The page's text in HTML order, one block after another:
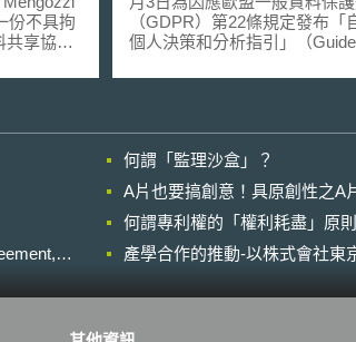
份不具拘
共享協議
the
首次就
章有關
2014年6
的讓歐
(包括旅
他有關資
（GDPR）第22條規定發布「
個人決策和分析指引」（
making and Profiling for the
decision-making）和個人檔案
（Profiling）的建立。 指引分為
五個部分與最佳實踐建議，旨
資料控制者（controller）合乎
對個人資料自動化決策和分析
求，內容包括下幾點：1.定義
的處理方法；2.對GDPR第22
何謂「監理沙盒」？
A片也要搞創意！具原創性之A
何謂專利權的「權利耗盡」原
產學合作的推動-以株式會社東